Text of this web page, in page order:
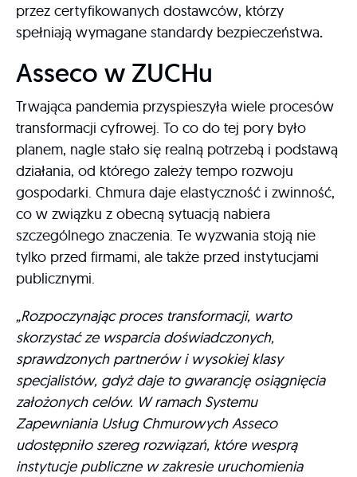
przez certyfikowanych dostawców, którzy
spełniają wymagane standardy bezpieczeństwa.
Asseco w ZUCHu
Trwająca pandemia przyspieszyła wiele procesów
transformacji cyfrowej. To co do tej pory było
planem, nagle stało się realną potrzebą i podstawą
działania, od którego zależy tempo rozwoju
gospodarki. Chmura daje elastyczność i zwinność,
co w związku z obecną sytuacją nabiera
szczególnego znaczenia. Te wyzwania stoją nie
tylko przed firmami, ale także przed instytucjami
publicznymi.
„Rozpoczynając proces transformacji, warto
skorzystać ze wsparcia doświadczonych,
sprawdzonych partnerów i wysokiej klasy
specjalistów, gdyż daje to gwarancję osiągnięcia
założonych celów. W ramach Systemu
Zapewniania Usług Chmurowych Asseco
udostępniło szereg rozwiązań, które wesprą
instytucje publiczne w zakresie uruchomienia